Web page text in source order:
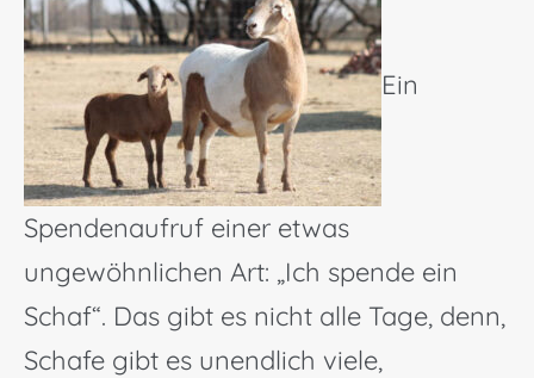
Ein
Spendenaufruf einer etwas
ungewöhnlichen Art: „Ich spende ein
Schaf“. Das gibt es nicht alle Tage, denn,
Schafe gibt es unendlich viele,